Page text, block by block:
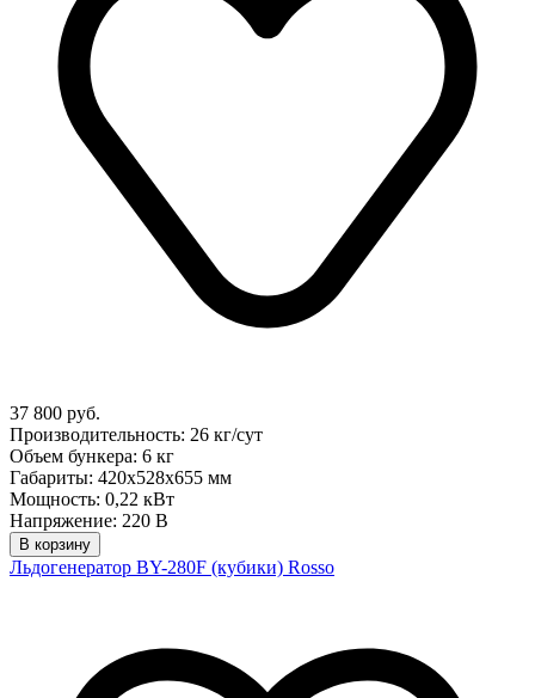
37 800 руб.
Производительность: 26 кг/сут
Объем бункера: 6 кг
Габариты: 420x528x655 мм
Мощность: 0,22 кВт
Напряжение: 220 В
В корзину
Льдогенератор BY-280F (кубики) Rosso